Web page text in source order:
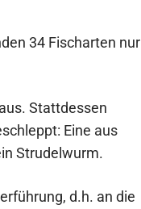
34 Fischarten nur
Stattdessen
Eine aus
Strudelwurm.
d.h. an die